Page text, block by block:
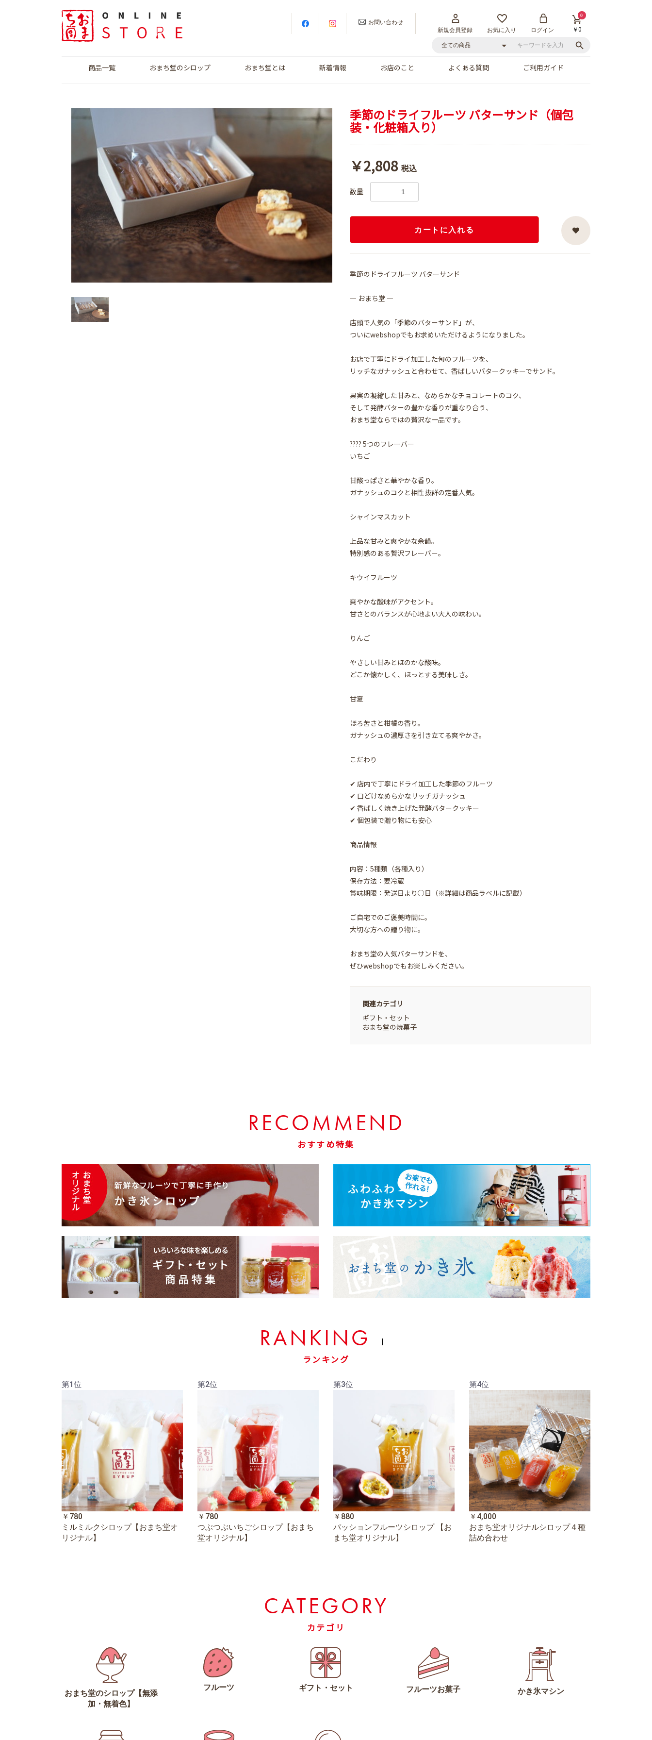
お問い合わせ
新規会員登録
お気に入り ログイン
0
￥0
商品一覧 おまち堂のシロップ おまち堂とは 新着情報 お店のこと よくある質問 ご利用ガイド
季節のドライフルーツ バターサンド（個包
装・化粧箱入り）
￥2,808 税込
数量
カートに入れる
季節のドライフルーツ バターサンド
― おまち堂 ―
店頭で人気の「季節のバターサンド」が、
ついにwebshopでもお求めいただけるようになりました。
お店で丁寧にドライ加工した旬のフルーツを、
リッチなガナッシュと合わせて、香ばしいバタークッキーでサンド。
果実の凝縮した甘みと、なめらかなチョコレートのコク、
そして発酵バターの豊かな香りが重なり合う、
おまち堂ならではの贅沢な一品です。
???? 5つのフレーバー
いちご
甘酸っぱさと華やかな香り。
ガナッシュのコクと相性抜群の定番人気。
シャインマスカット
上品な甘みと爽やかな余韻。
特別感のある贅沢フレーバー。
キウイフルーツ
爽やかな酸味がアクセント。
甘さとのバランスが心地よい大人の味わい。
りんご
やさしい甘みとほのかな酸味。
どこか懐かしく、ほっとする美味しさ。
甘夏
ほろ苦さと柑橘の香り。
ガナッシュの濃厚さを引き立てる爽やかさ。
こだわり
✔ 店内で丁寧にドライ加工した季節のフルーツ
✔ 口どけなめらかなリッチガナッシュ
✔ 香ばしく焼き上げた発酵バタークッキー
✔ 個包装で贈り物にも安心
商品情報
内容：5種類（各種入り）
保存方法：要冷蔵
賞味期限：発送日より○日（※詳細は商品ラベルに記載）
ご自宅でのご褒美時間に。
大切な方への贈り物に。
おまち堂の人気バターサンドを、
ぜひwebshopでもお楽しみください。
関連カテゴリ
ギフト・セット
おまち堂の焼菓子
RECOMMEND
おすすめ特集
RANKING
ランキング
第1位
￥780
ミルミルクシロップ【おまち堂オ
リジナル】
第2位
￥780
つぶつぶいちごシロップ【おまち
堂オリジナル】
第3位
￥880
パッションフルーツシロップ 【お
まち堂オリジナル】
第4位
￥4,000
おまち堂オリジナルシロップ４種
詰め合わせ
CATEGORY
カテゴリ
おまち堂のシロップ【無添
加・無着色】
フルーツ ギフト・セット フルーツお菓子 かき氷マシン